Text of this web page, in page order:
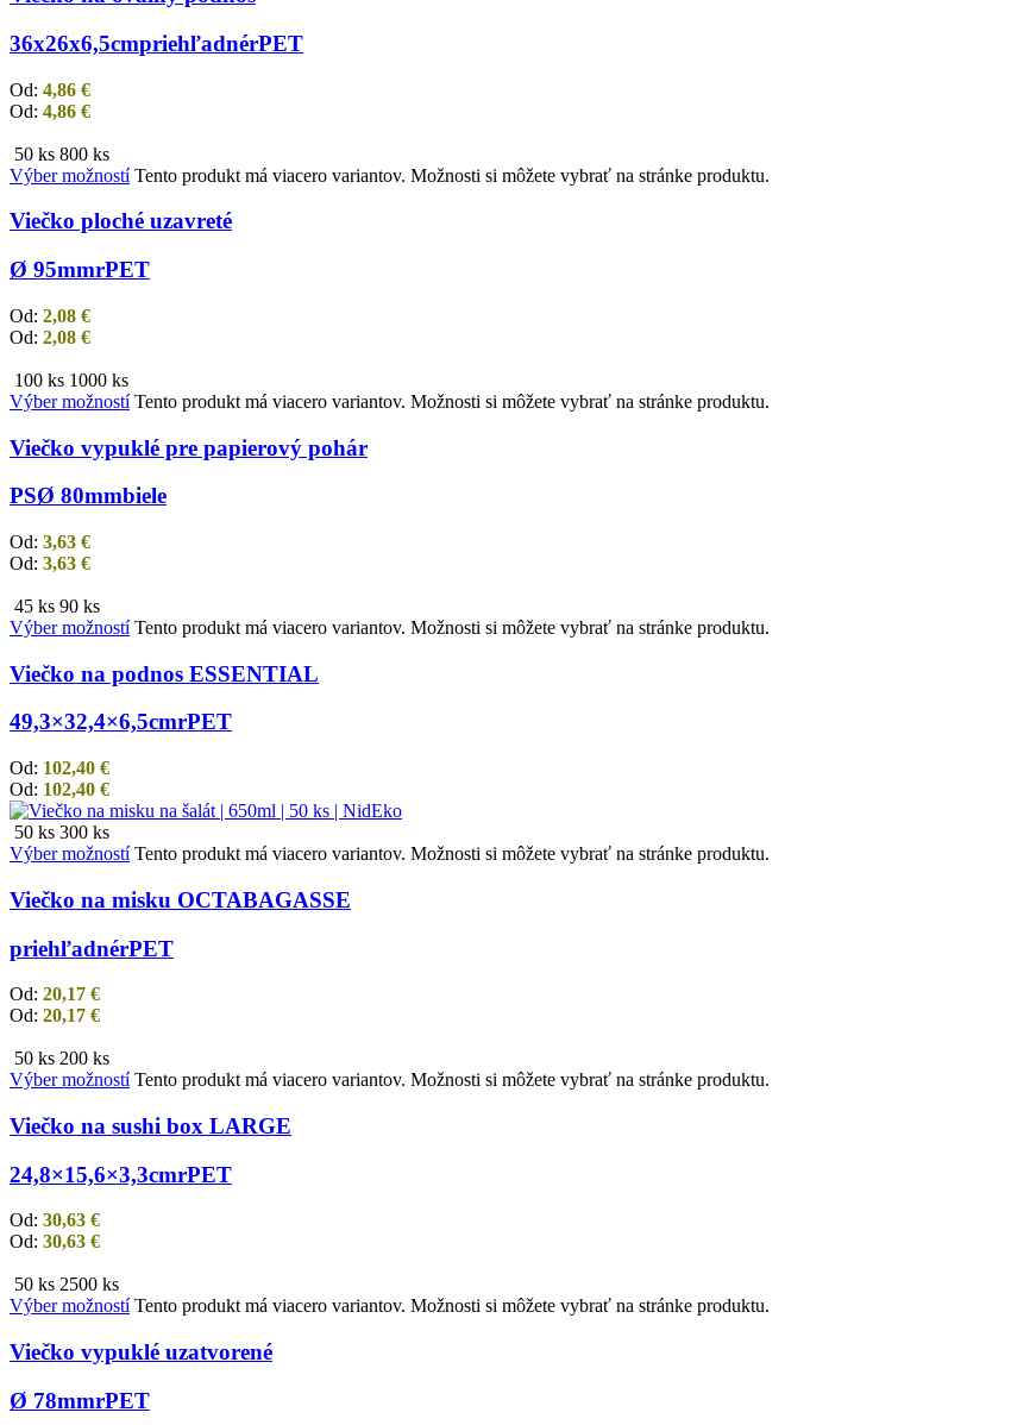
36x26x6,5cmpriehľadnérPET
Od: 4,86 €
Od: 4,86 €
50 ks 800 ks
Výber možností Tento produkt má viacero variantov. Možnosti si môžete vybrať na stránke produktu.
Viečko ploché uzavreté
Ø 95mmrPET
Od: 2,08 €
Od: 2,08 €
100 ks 1000 ks
Výber možností Tento produkt má viacero variantov. Možnosti si môžete vybrať na stránke produktu.
Viečko vypuklé pre papierový pohár
PSØ 80mmbiele
Od: 3,63 €
Od: 3,63 €
45 ks 90 ks
Výber možností Tento produkt má viacero variantov. Možnosti si môžete vybrať na stránke produktu.
Viečko na podnos ESSENTIAL
49,3×32,4×6,5cmrPET
Od: 102,40 €
Od: 102,40 €
50 ks 300 ks
Výber možností Tento produkt má viacero variantov. Možnosti si môžete vybrať na stránke produktu.
Viečko na misku OCTABAGASSE
priehľadnérPET
Od: 20,17 €
Od: 20,17 €
50 ks 200 ks
Výber možností Tento produkt má viacero variantov. Možnosti si môžete vybrať na stránke produktu.
Viečko na sushi box LARGE
24,8×15,6×3,3cmrPET
Od: 30,63 €
Od: 30,63 €
50 ks 2500 ks
Výber možností Tento produkt má viacero variantov. Možnosti si môžete vybrať na stránke produktu.
Viečko vypuklé uzatvorené
Ø 78mmrPET